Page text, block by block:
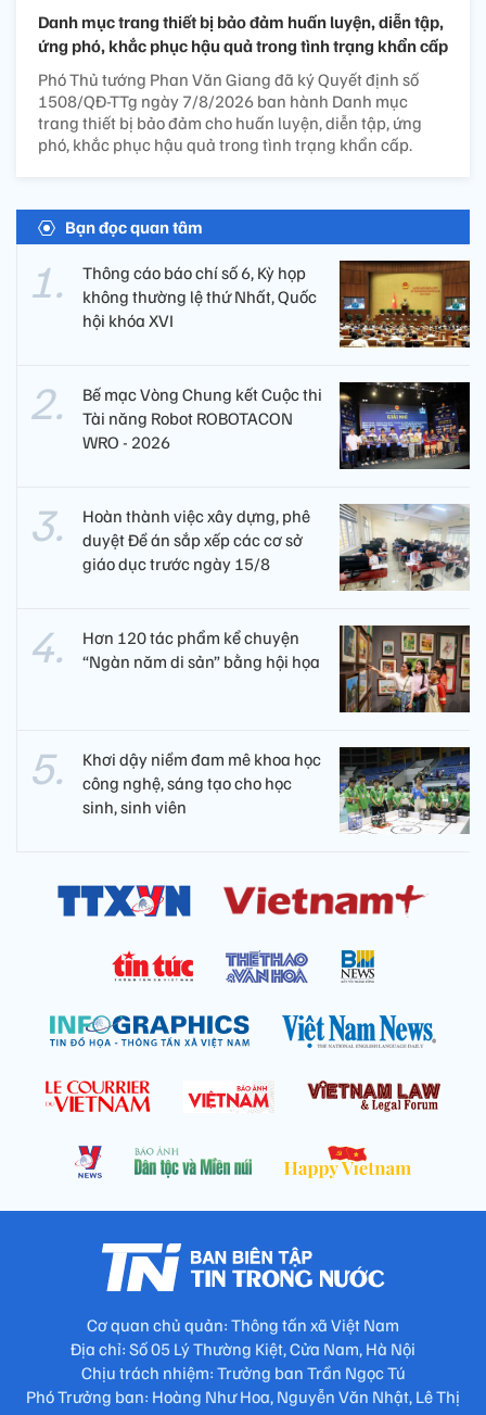
Danh mục trang thiết bị bảo đảm huấn luyện, diễn tập,
ứng phó, khắc phục hậu quả trong tình trạng khẩn cấp
Phó Thủ tướng Phan Văn Giang đã ký Quyết định số
1508/QĐ-TTg ngày 7/8/2026 ban hành Danh mục
trang thiết bị bảo đảm cho huấn luyện, diễn tập, ứng
phó, khắc phục hậu quả trong tình trạng khẩn cấp.
Bạn đọc quan tâm
Thông cáo báo chí số 6, Kỳ họp
không thường lệ thứ Nhất, Quốc
hội khóa XVI
Bế mạc Vòng Chung kết Cuộc thi
Tài năng Robot ROBOTACON
WRO - 2026
Hoàn thành việc xây dựng, phê
duyệt Đề án sắp xếp các cơ sở
giáo dục trước ngày 15/8
Hơn 120 tác phẩm kể chuyện
“Ngàn năm di sản” bằng hội họa
Khơi dậy niềm đam mê khoa học
công nghệ, sáng tạo cho học
sinh, sinh viên
Cơ quan chủ quản: Thông tấn xã Việt Nam
Địa chỉ: Số 05 Lý Thường Kiệt, Cửa Nam, Hà Nội
Chịu trách nhiệm: Trưởng ban Trần Ngọc Tú
Phó Trưởng ban: Hoàng Như Hoa, Nguyễn Văn Nhật, Lê Thị